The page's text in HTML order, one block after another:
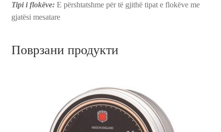
Tipi i flokëve:E përshtatshme për të gjithë tipat e flokëve me
gjatësi mesatare
Поврзани продукти